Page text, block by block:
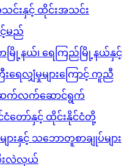
သင်းနှင့် ထိုင်းအသင်း
မည်
မြို့နယ်၊ ရေကြည်မြို့နယ်နှင့်
ရေလျှံမှုများကြောင့် ကူညီ
ဆက်လက်ဆောင်ရွက်
ငံတော်နှင့် ထိုင်းနိုင်ငံတို့
ားနှင့် သဘောတူစာချုပ်များ
းလဲလှယ်